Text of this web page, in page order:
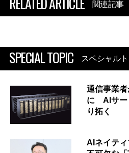
関連記事
SPECIAL TOPIC スペシャル
通信事業
に AIサー
り拓く
AIネイテ